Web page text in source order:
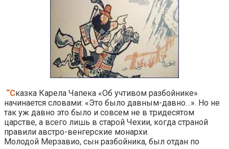
“Сказка Карела Чапека «Об учтивом разбойнике»
начинается словами: «Это было давным-давно…». Но не
так уж давно это было и совсем не в тридесятом
царстве, а всего лишь в старой Чехии, когда страной
правили австро-венгерские монархи.
Молодой Мерзавио, сын разбойника, был отдан по